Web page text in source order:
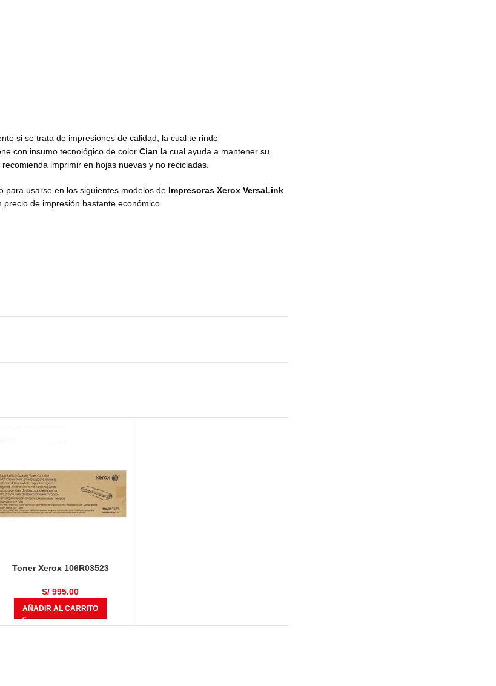
si se trata de impresiones de calidad, la cual te rinde
con insumo tecnológico de color Cian la cual ayuda a mantener su
recomienda imprimir en hojas nuevas y no recicladas.
para usarse en los siguientes modelos de Impresoras Xerox VersaLink
de impresión bastante económico.
Toner Xerox 106R03523
4,800 Páginas
S/ 995.00
AÑADIR AL CARRITO